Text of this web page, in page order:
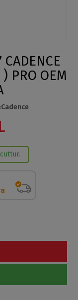
PRO OEM
:Cadence